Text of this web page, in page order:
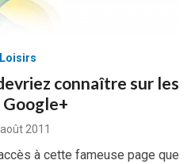
Loisirs
connaître sur les
Google+
2011
à cette fameuse page que